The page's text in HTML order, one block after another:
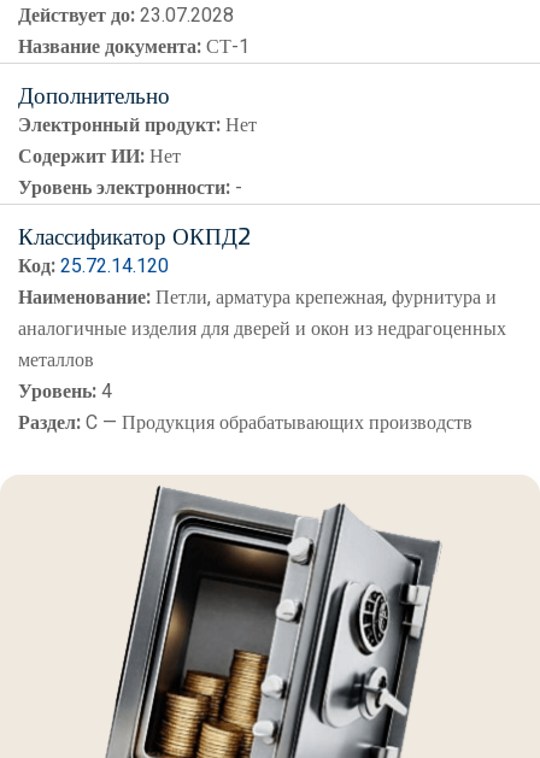
Действует до:23.07.2028
Название документа:СТ-1
Дополнительно
Электронный продукт:Нет
Содержит ИИ:Нет
Уровень электронности: -
Классификатор ОКПД2
Код:25.72.14.120
Наименование:Петли, арматура крепежная, фурнитура и
аналогичные изделия для дверей и окон из недрагоценных
металлов
Уровень:4
Раздел:C — Продукция обрабатывающих производств